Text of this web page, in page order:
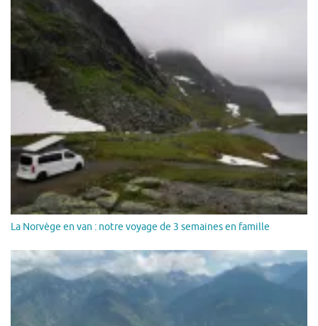
La Norvège en van : notre voyage de 3 semaines en famille